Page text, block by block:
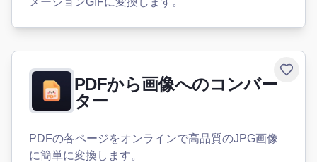
PDFから画像へのコンバー
ター
PDFの各ページをオンラインで高品質のJPG画像
に簡単に変換します。